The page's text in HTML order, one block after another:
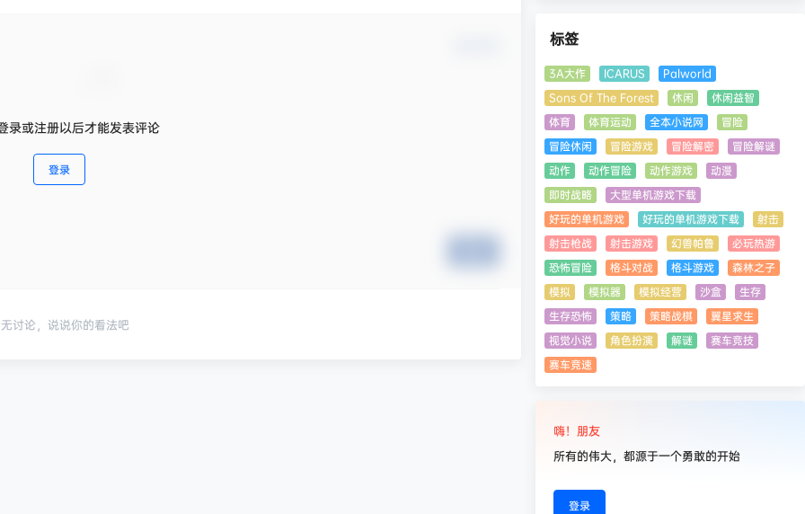
录或注册以后才能发表评论
登录
讨论，说说你的看法吧
标签
3A大作 ICARUS
Palworld
Sons Of The Forest
休闲
休闲益智
体育
体育运动 全本小说网
冒险
冒险休闲
冒险游戏 冒险解密
冒险解谜
动作
动作冒险 动作游戏
动漫
即时战略
大型单机游戏下载
好玩的单机游戏
好玩的单机游戏下载
射击
射击枪战
射击游戏 幻兽帕鲁
必玩热游
恐怖冒险
格斗对战 格斗游戏
森林之子
模拟
模拟器 模拟经营 沙盒
生存
生存恐怖
策略 策略战棋
翼星求生
视觉小说
角色扮演 解谜
赛车竞技
赛车竞速
嗨！朋友
所有的伟大，都源于一个勇敢的开始
登录